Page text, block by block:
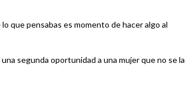
que pensabas es momento de hacer algo al
segunda oportunidad a una mujer que no se la